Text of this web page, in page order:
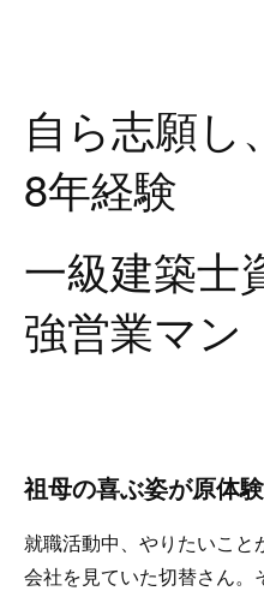
自ら志願し
8年経験
一級建築士
強営業マン
祖母の喜ぶ姿が原体
就職活動中、やりたいこと
会社を見ていた切替さん